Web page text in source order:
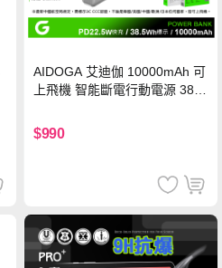
AIDOGA 艾迪伽 10000mAh 可
上飛機 智能斷電行動電源 38.5
灣BSMI/中國CCC/歐美CE/FCC
認證
$990